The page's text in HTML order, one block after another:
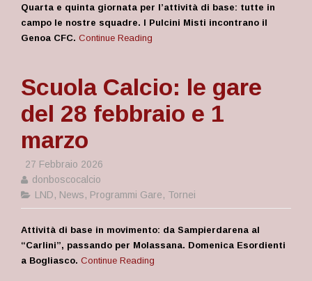
Quarta e quinta giornata per l’attività di base: tutte in
campo le nostre squadre. I Pulcini Misti incontrano il
Genoa CFC. Continue Reading
Scuola Calcio: le gare
del 28 febbraio e 1
marzo
27 Febbraio 2026
donboscocalcio
LND, News, Programmi Gare, Tornei
Attività di base in movimento: da Sampierdarena al
“Carlini”, passando per Molassana. Domenica Esordienti
a Bogliasco. Continue Reading